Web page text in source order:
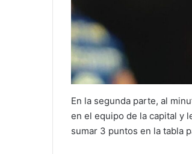
En la segunda parte, al
en el equipo de la capital y
sumar 3 puntos en la tabla